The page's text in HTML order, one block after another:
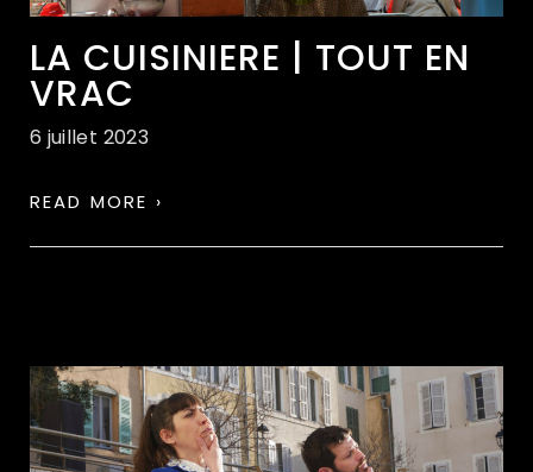
LA CUISINIERE | TOUT EN
VRAC
6 juillet 2023
READ MORE ›